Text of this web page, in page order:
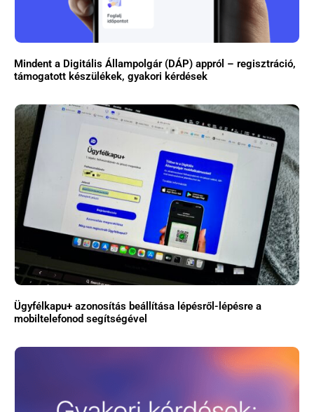
Mindent a Digitális Állampolgár (DÁP) appról – regisztráció,
támogatott készülékek, gyakori kérdések
Ügyfélkapu+ azonosítás beállítása lépésről-lépésre a
mobiltelefonod segítségével